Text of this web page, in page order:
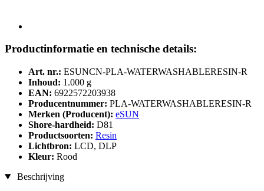
Productinformatie en technische details:
Art. nr.: ESUNCN-PLA-WATERWASHABLERESIN-R
Inhoud: 1.000 g
EAN: 6922572203938
Producentnummer: PLA-WATERWASHABLERESIN-R
Merken (Producent): eSUN
Shore-hardheid: D81
Productsoorten: Resin
Lichtbron: LCD, DLP
Kleur: Rood
Beschrijving